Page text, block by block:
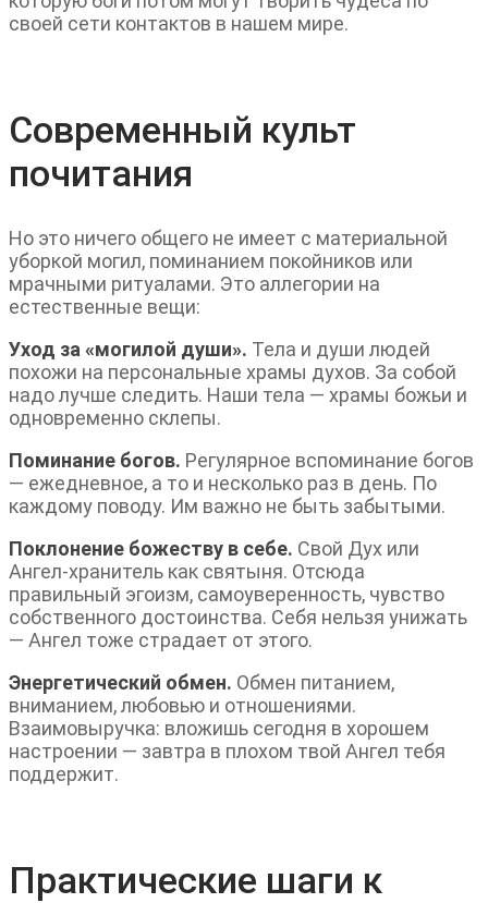
своей сети контактов в нашем мире.
Современный культ
почитания
Но это ничего общего не имеет с материальной
уборкой могил, поминанием покойников или
мрачными ритуалами. Это аллегории на
естественные вещи:
Уход за «могилой души». Тела и души людей
похожи на персональные храмы духов. За собой
надо лучше следить. Наши тела — храмы божьи и
одновременно склепы.
Поминание богов. Регулярное вспоминание богов
— ежедневное, а то и несколько раз в день. По
каждому поводу. Им важно не быть забытыми.
Поклонение божеству в себе. Свой Дух или
Ангел-хранитель как святыня. Отсюда
правильный эгоизм, самоуверенность, чувство
собственного достоинства. Себя нельзя унижать
— Ангел тоже страдает от этого.
Энергетический обмен. Обмен питанием,
вниманием, любовью и отношениями.
Взаимовыручка: вложишь сегодня в хорошем
настроении — завтра в плохом твой Ангел тебя
поддержит.
Практические шаги к